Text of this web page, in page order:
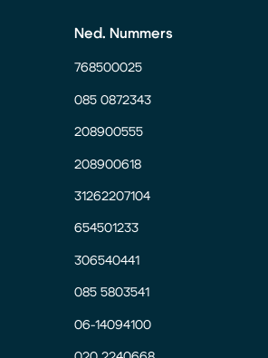
Ned. Nummers
768500025
085 0872343
208900555
208900618
31262207104
654501233
306540441
085 5803541
06-14094100